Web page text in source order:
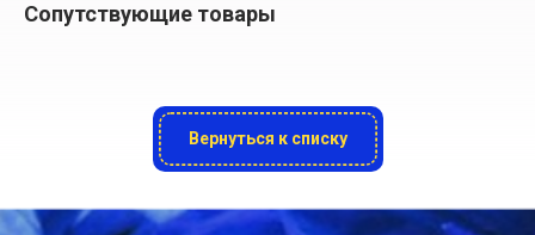
Сопутствующие товары
Вернуться к списку